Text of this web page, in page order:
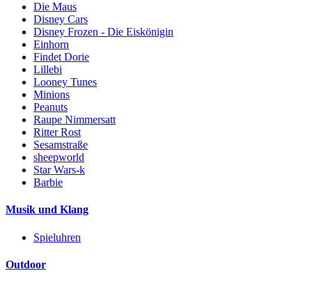
Die Maus
Disney Cars
Disney Frozen - Die Eiskönigin
Einhorn
Findet Dorie
Lillebi
Looney Tunes
Minions
Peanuts
Raupe Nimmersatt
Ritter Rost
Sesamstraße
sheepworld
Star Wars-k
Barbie
Musik und Klang
Spieluhren
Outdoor